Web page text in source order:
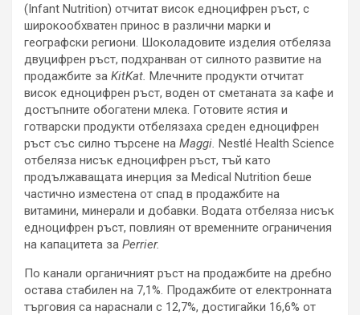
(Infant Nutrition) отчитат висок едноцифрен ръст, с
широкообхватен принос в различни марки и
географски региони. Шоколадовите изделия отбеляза
двуцифрен ръст, подхранван от силното развитие на
продажбите за KitKat. Млечните продукти отчитат
висок едноцифрен ръст, воден от сметаната за кафе и
достъпните обогатени млека. Готовите ястия и
готварски продукти отбелязаха среден едноцифрен
ръст със силно търсене на Maggi. Nestlé Health Science
отбеляза нисък едноцифрен ръст, тъй като
продължаващата инерция за Medical Nutrition беше
частично изместена от спад в продажбите на
витамини, минерали и добавки. Водата отбеляза нисък
едноцифрен ръст, повлиян от временните ограничения
на капацитета за Perrier.
По канали органичният ръст на продажбите на дребно
остава стабилен на 7,1%. Продажбите от електронната
търговия са нараснали с 12,7%, достигайки 16,6% от